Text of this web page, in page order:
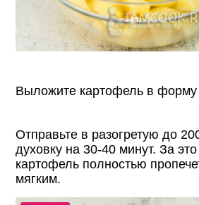
Выложите картофель в форму
Отправьте в разогретую до
духовку на 30-40 минут. За
картофель полностью
мягким.